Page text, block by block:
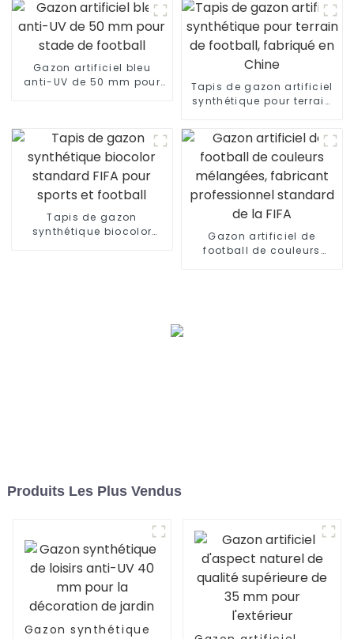
Gazon artificiel bleu
anti-UV de 50 mm pour
Tapis de gazon artificiel
synthétique pour terrain
Tapis de gazon
synthétique biocolor
Gazon artificiel de
football de couleurs
Produits Les Plus Vendus
Gazon synthétique